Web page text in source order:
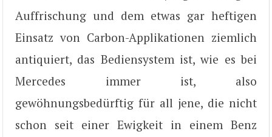
Auffrischung und dem etwas gar heftigen
Einsatz von Carbon-Applikationen ziemlich
antiquiert, das Bediensystem ist, wie es bei
Mercedes immer ist, also
gewöhnungsbedürftig für all jene, die nicht
schon seit einer Ewigkeit in einem Benz